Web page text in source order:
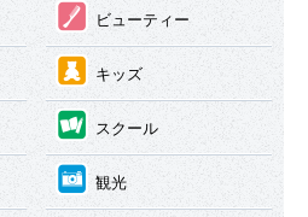
② ビューティー
④ キッズ
⑥ スクール
⑧ 観光